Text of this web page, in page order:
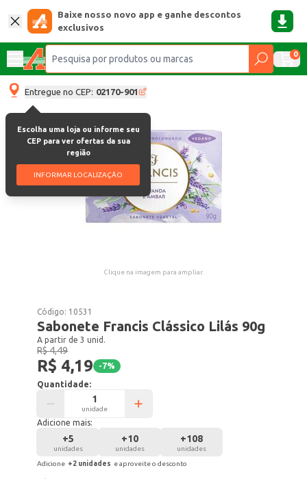
Baixe nosso novo app e ganhe descontos
exclusivos
0
Entregue no CEP: 02170-901
Escolha uma loja ou informe seu
CEP para ver ofertas da sua
região
INFORMAR LOCALIZAÇÃO
Clique na imagem para ampliar.
Código: 10531
Sabonete Francis Clássico Lilás 90g
A partir de 3 unid.
R$ 4,49
R$ 4,19 -7%
Quantidade:
unidade
Adicione mais:
+5
unidades
+10
unidades
+108
unidades
Adicione +2 unidades e aproveite o desconto